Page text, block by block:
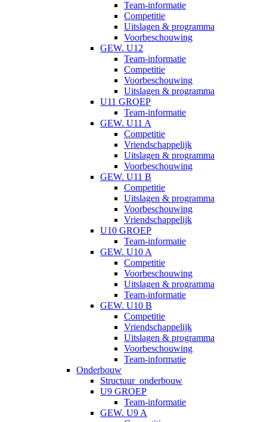
Team-informatie
Competitie
Uitslagen & programma
Voorbeschouwing
GEW. U12
Team-informatie
Competitie
Voorbeschouwing
Uitslagen & programma
U11 GROEP
Team-informatie
GEW. U11 A
Competitie
Vriendschappelijk
Uitslagen & programma
Voorbeschouwing
GEW. U11 B
Competitie
Uitslagen & programma
Voorbeschouwing
Vriendschappelijk
U10 GROEP
Team-informatie
GEW. U10 A
Competitie
Voorbeschouwing
Uitslagen & programma
Team-informatie
GEW. U10 B
Competitie
Vriendschappelijk
Uitslagen & programma
Voorbeschouwing
Team-informatie
Onderbouw
Structuur_onderbouw
U9 GROEP
Team-informatie
GEW. U9 A